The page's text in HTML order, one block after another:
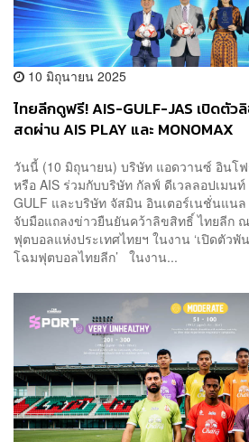
10 มิถุนายน 2025
ไทยลีกดูฟรี! AIS-GULF-JAS เปิดตั
สดผ่าน AIS PLAY และ MONOMAX
วันนี้ (10 มิถุนายน) บริษัท แอดวานซ์ อินโ
หรือ AIS ร่วมกับบริษัท กัลฟ์ ดีเวลลอปเมน
GULF และบริษัท จัสมิน อินเตอร์เนชั่นแน
จับมือแถลงข่าวยืนยันคว้าลิขสิทธิ์ ไทยลีก
ฟุตบอลแห่งประเทศไทยฯ ในงาน ‘เปิดตัว
โฉมฟุตบอลไทยลีก’ ในงาน...